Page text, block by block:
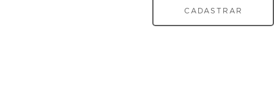
CADASTRAR